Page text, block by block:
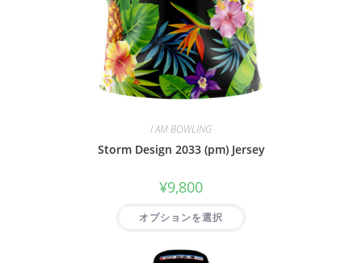
I AM BOWLING
Storm Design 2033 (pm) Jersey
¥9,800
オプションを選択